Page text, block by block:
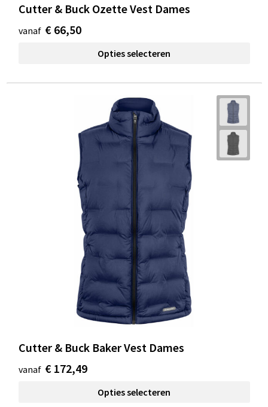
Cutter & Buck Ozette Vest Dames
vanaf € 66,50
Opties selecteren
Cutter & Buck Baker Vest Dames
vanaf € 172,49
Opties selecteren